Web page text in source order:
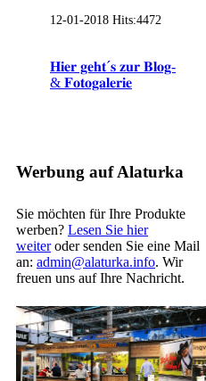
12-01-2018 Hits:4472
𝐇𝐢𝐞𝐫 𝐠𝐞𝐡𝐭´𝐬 𝐳𝐮𝐫 𝐁𝐥𝐨𝐠-
& 𝐅𝐨𝐭𝐨𝐠𝐚𝐥𝐞𝐫𝐢𝐞
Werbung auf Alaturka
Sie möchten für Ihre Produkte
werben? Lesen Sie hier
weiteroder senden Sie eine Mail
an: admin@alaturka.info. Wir
freuen uns auf Ihre Nachricht.